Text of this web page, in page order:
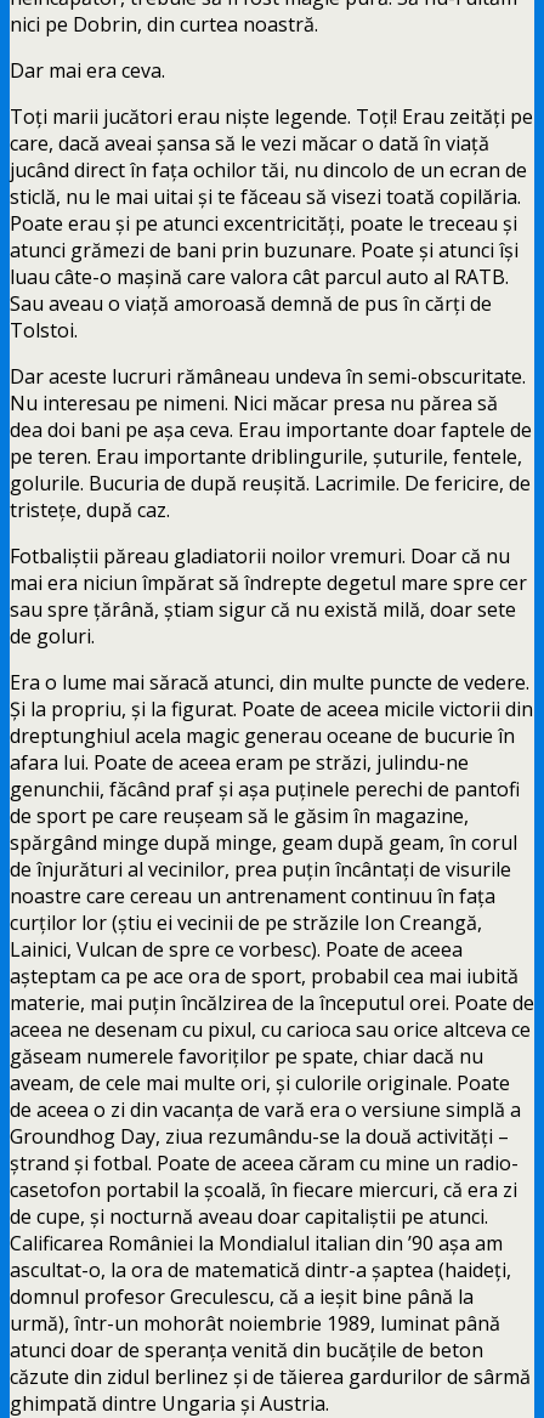
nici pe Dobrin, din curtea noastră.
Dar mai era ceva.
Toți marii jucători erau niște legende. Toți! Erau zeități pe
care, dacă aveai șansa să le vezi măcar o dată în viață
jucând direct în fața ochilor tăi, nu dincolo de un ecran de
sticlă, nu le mai uitai și te făceau să visezi toată copilăria.
Poate erau și pe atunci excentricități, poate le treceau și
atunci grămezi de bani prin buzunare. Poate și atunci își
luau câte-o mașină care valora cât parcul auto al RATB.
Sau aveau o viață amoroasă demnă de pus în cărți de
Tolstoi.
Dar aceste lucruri rămâneau undeva în semi-obscuritate.
Nu interesau pe nimeni. Nici măcar presa nu părea să
dea doi bani pe așa ceva. Erau importante doar faptele de
pe teren. Erau importante driblingurile, șuturile, fentele,
golurile. Bucuria de după reușită. Lacrimile. De fericire, de
tristețe, după caz.
Fotbaliștii păreau gladiatorii noilor vremuri. Doar că nu
mai era niciun împărat să îndrepte degetul mare spre cer
sau spre țărână, știam sigur că nu există milă, doar sete
de goluri.
Era o lume mai săracă atunci, din multe puncte de vedere.
Și la propriu, și la figurat. Poate de aceea micile victorii din
dreptunghiul acela magic generau oceane de bucurie în
afara lui. Poate de aceea eram pe străzi, julindu-ne
genunchii, făcând praf și așa puținele perechi de pantofi
de sport pe care reușeam să le găsim în magazine,
spărgând minge după minge, geam după geam, în corul
de înjurături al vecinilor, prea puțin încântați de visurile
noastre care cereau un antrenament continuu în fața
curților lor (știu ei vecinii de pe străzile Ion Creangă,
Lainici, Vulcan de spre ce vorbesc). Poate de aceea
așteptam ca pe ace ora de sport, probabil cea mai iubită
materie, mai puțin încălzirea de la începutul orei. Poate de
aceea ne desenam cu pixul, cu carioca sau orice altceva ce
găseam numerele favoriților pe spate, chiar dacă nu
aveam, de cele mai multe ori, și culorile originale. Poate
de aceea o zi din vacanța de vară era o versiune simplă a
Groundhog Day, ziua rezumându-se la două activități –
ștrand și fotbal. Poate de aceea căram cu mine un radio-
casetofon portabil la școală, în fiecare miercuri, că era zi
de cupe, și nocturnă aveau doar capitaliștii pe atunci.
Calificarea României la Mondialul italian din ’90 așa am
ascultat-o, la ora de matematică dintr-a șaptea (haideți,
domnul profesor Greculescu, că a ieșit bine până la
urmă), într-un mohorât noiembrie 1989, luminat până
atunci doar de speranța venită din bucățile de beton
căzute din zidul berlinez și de tăierea gardurilor de sârmă
ghimpată dintre Ungaria și Austria.